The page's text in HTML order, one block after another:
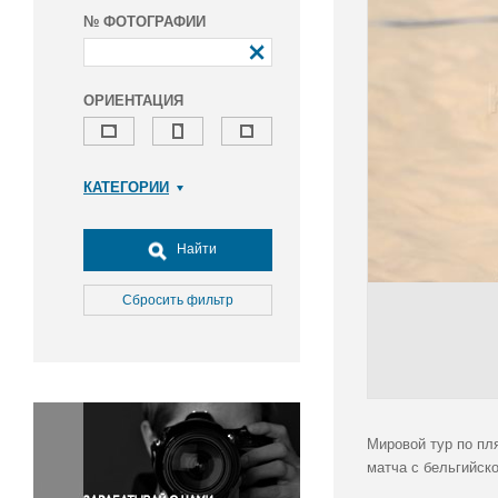
№ ФОТОГРАФИИ
ОРИЕНТАЦИЯ
КАТЕГОРИИ
Досуг, туризм и отдых
Культура
Медицина
Окружающая среда
Политика
Правосудие
Происшествия и конфликты
Найти
Сбросить фильтр
Мировой тур по
матча с